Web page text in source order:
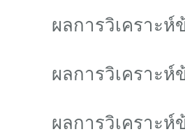
ผลการวิเคราะ
ผลการวิเคราะ
ผลการวิเคราะ